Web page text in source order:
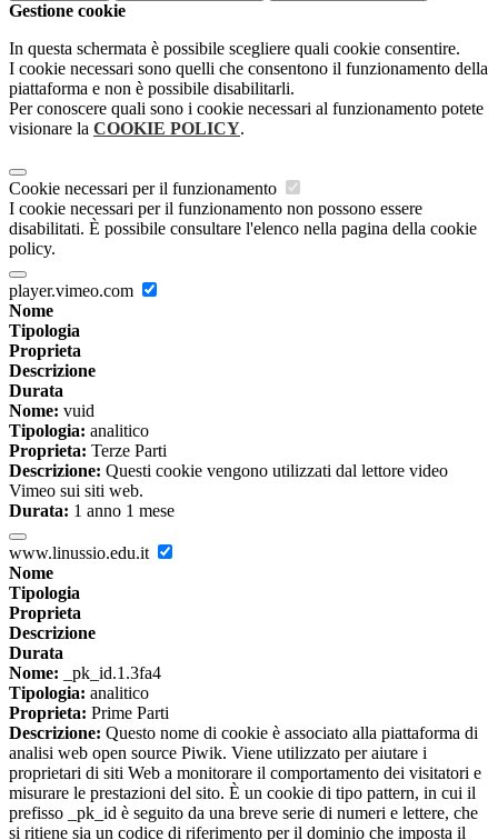
Gestione cookie
In questa schermata è possibile scegliere quali cookie consentire.
I cookie necessari sono quelli che consentono il funzionamento della
piattaforma e non è possibile disabilitarli.
Per conoscere quali sono i cookie necessari al funzionamento potete
visionare la COOKIE POLICY.
Cookie necessari per il funzionamento
I cookie necessari per il funzionamento non possono essere
disabilitati. È possibile consultare l'elenco nella pagina della cookie
policy.
player.vimeo.com
Nome
Tipologia
Proprieta
Descrizione
Durata
Nome: vuid
Tipologia: analitico
Proprieta: Terze Parti
Descrizione: Questi cookie vengono utilizzati dal lettore video
Vimeo sui siti web.
Durata: 1 anno 1 mese
www.linussio.edu.it
Nome
Tipologia
Proprieta
Descrizione
Durata
Nome: _pk_id.1.3fa4
Tipologia: analitico
Proprieta: Prime Parti
Descrizione: Questo nome di cookie è associato alla piattaforma di
analisi web open source Piwik. Viene utilizzato per aiutare i
proprietari di siti Web a monitorare il comportamento dei visitatori e
misurare le prestazioni del sito. È un cookie di tipo pattern, in cui il
prefisso _pk_id è seguito da una breve serie di numeri e lettere, che
si ritiene sia un codice di riferimento per il dominio che imposta il